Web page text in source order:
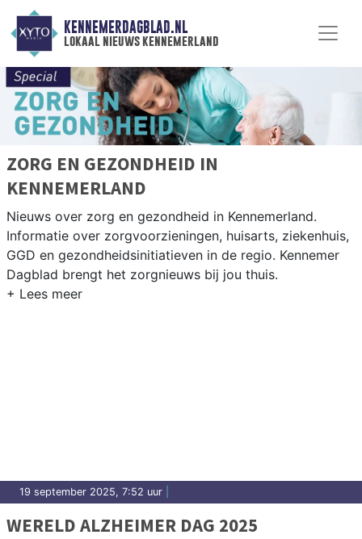
KENNEMERDAGBLAD.NL
lokaal nieuws kennemerland
ZORG EN GEZONDHEID IN
KENNEMERLAND
Nieuws over zorg en gezondheid in Kennemerland.
Informatie over zorgvoorzieningen, huisarts, ziekenhuis,
GGD en gezondheidsinitiatieven in de regio. Kennemer
Dagblad brengt het zorgnieuws bij jou thuis.
19 september 2025, 7:52 uur
WERELD ALZHEIMER DAG 2025